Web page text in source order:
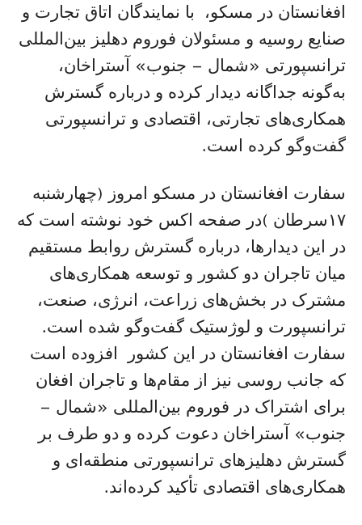
افغانستان در مسکو، با نمایندگان اتاق تجارت و
صنایع روسیه و مسئولان فوروم دهلیز بین‌المللی
ترانسپورتی «شمال – جنوب» آستراخان،
به‌گونه جداگانه دیدار کرده و درباره گسترش
همکاری‌های تجارتی، اقتصادی و ترانسپورتی
گفت‌وگو کرده است.
سفارت افغانستان در مسکو امروز (چهارشنبه
۱۷سرطان )در صفحه اکس خود نوشته است که
در این دیدارها، درباره گسترش روابط مستقیم
میان تاجران دو کشور و توسعه همکاری‌های
مشترک در بخش‌های زراعت، انرژی، صنعت،
ترانسپورت و لوژستیک گفت‌وگو شده است.
سفارت افغانستان در این کشور افزوده است
که جانب روسی نیز از مقام‌ها و تاجران افغان
برای اشتراک در فوروم بین‌المللی «شمال –
جنوب» آستراخان دعوت کرده و دو طرف بر
گسترش دهلیزهای ترانسپورتی منطقه‌ای و
همکاری‌های اقتصادی تأکید کرده‌اند.